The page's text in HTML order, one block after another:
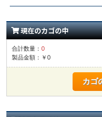
現在のカゴの中
合計数量：0
製品金額：￥0
カゴ